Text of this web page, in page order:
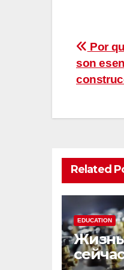
Post
Por
son
Related
EDUCATION